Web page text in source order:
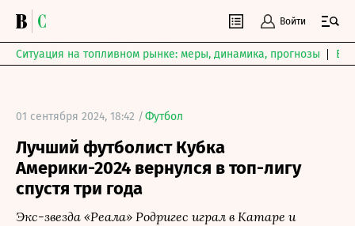
Войти
Ситуация на топливном рынке: меры, динамика, прогнозы
01 сентября 2024, 18:42 /Футбол
Лучший футболист Кубка
Америки-2024 вернулся в топ-лигу
спустя три года
Экс-звезда «Реала» Родригес играл в Катаре и